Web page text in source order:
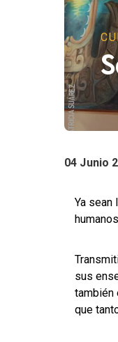
04 Junio
Ya sean
sus
también
que